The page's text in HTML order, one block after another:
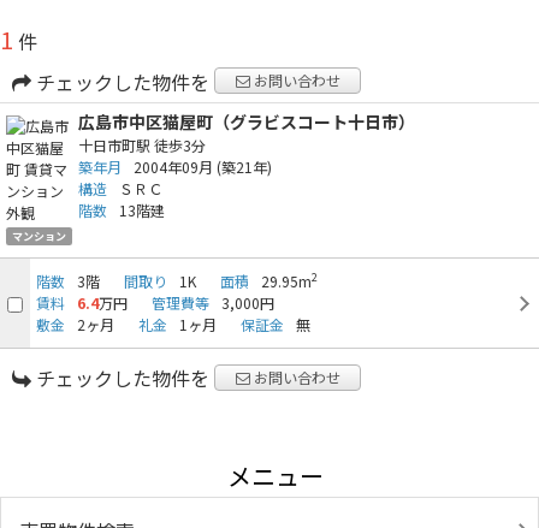
1 件
チェックした物件を
お問い合わせ
マンション
広島市中区猫屋町（グラビスコート十日市）
十日市町駅 徒歩3分
築年月
2004年09月 (築21年)
構造
ＳＲＣ
階数
13階建
階数 3階 間取り 1K 面積 29.95m2
賃料 6.4万円 管理費等 3,000円
敷金
2ヶ月 礼金 1ヶ月 保証金 無
チェックした物件を お問い合わせ
メニュー